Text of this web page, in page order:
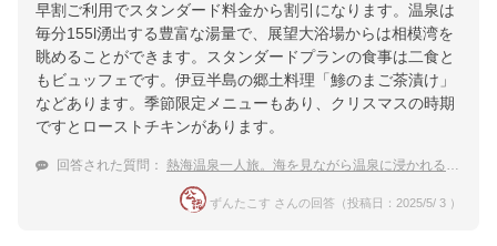
早割ご利用でスタンダード料金から割引になります。温泉は
毎分155l湧出する豊富な湯量で、展望大浴場からは相模湾を
眺めることができます。スタンダードプランの食事は二食と
もビュッフェです。伊豆半島の郷土料理「鯵のまご茶漬け」
などあります。季節限定メニューもあり、クリスマスの時期
ですとローストチキンがあります。
回答された質問： 熱海温泉一人旅。海を見ながら温泉に浸かれる宿は？
ずんたこす さんの回答（投稿日：2025/5/ 3 ）